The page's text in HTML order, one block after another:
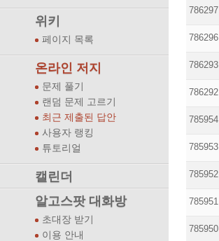
위키
페이지 목록
온라인 저지
문제 풀기
랜덤 문제 고르기
최근 제출된 답안
사용자 랭킹
튜토리얼
캘린더
알고스팟 대화방
초대장 받기
이용 안내
786297
786296
786293
786292
785954
785953
785952
785951
785950